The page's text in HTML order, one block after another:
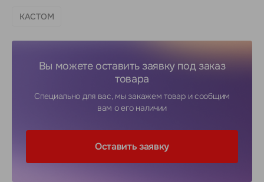
КАСТОМ
Вы можете оставить заявку под заказ
товара
Специально для вас, мы закажем товар и сообщим
вам о его наличии
Оставить заявку